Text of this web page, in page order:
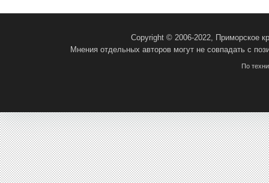
Copyright © 2006-2022, Приморское
Мнения отдельных авторов могут не совпадать с
По